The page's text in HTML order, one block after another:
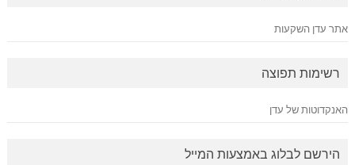
אתר עדן השקעות
רשימות תפוצה
האנקדוטות של עדן
הירשם לבלוג באמצעות המייל